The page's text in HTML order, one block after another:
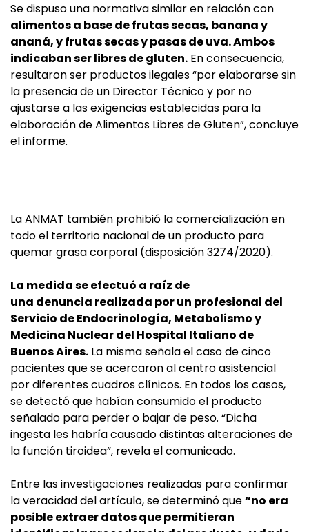
Se dispuso una normativa similar en relación con
alimentos a base de frutas secas, banana y
ananá, y frutas secas y pasas de uva. Ambos
indicaban ser libres de gluten. En consecuencia,
resultaron ser productos ilegales “por elaborarse sin
la presencia de un Director Técnico y por no
ajustarse a las exigencias establecidas para la
elaboración de Alimentos Libres de Gluten”, concluye
el informe.
La ANMAT también prohibió la comercialización en
todo el territorio nacional de un producto para
quemar grasa corporal (disposición 3274/2020).
La medida se efectuó a raíz de
una denuncia realizada por un profesional del
Servicio de Endocrinología, Metabolismo y
Medicina Nuclear del Hospital Italiano de
Buenos Aires. La misma señala el caso de cinco
pacientes que se acercaron al centro asistencial
por diferentes cuadros clínicos. En todos los casos,
se detectó que habían consumido el producto
señalado para perder o bajar de peso. “Dicha
ingesta les habría causado distintas alteraciones de
la función tiroidea”, revela el comunicado.
Entre las investigaciones realizadas para confirmar
la veracidad del artículo, se determinó que“no era
posible extraer datos que permitieran